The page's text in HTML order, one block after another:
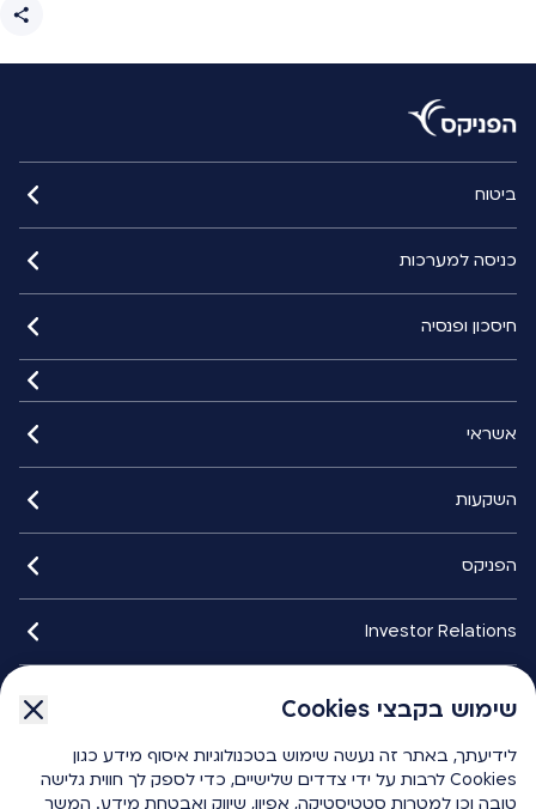
שימוש בקבצי Cookies
לידיעתך, באתר זה נעשה שימוש בטכנולוגיות איסוף מידע כגון
Cookies לרבות על ידי צדדים שלישיים, כדי לספק לך חווית גלישה
טובה וכן למטרות סטטיסטיקה, אפיון, שיווק ואבטחת מידע. המשך
ביטוח
כניסה למערכות
חיסכון ופנסיה
אשראי
השקעות
הפניקס
Investor Relations
הפניקס smart